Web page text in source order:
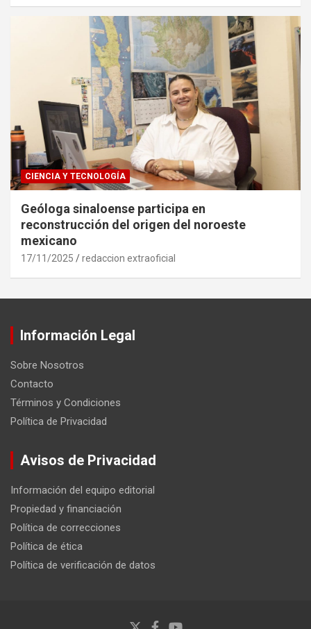
CIENCIA Y TECNOLOGÍA
Geóloga sinaloense participa en
reconstrucción del origen del noroeste
mexicano
17/11/2025 redaccion extraoficial
Información Legal
Sobre Nosotros
Contacto
Términos y Condiciones
Política de Privacidad
Avisos de Privacidad
Información del equipo editorial
Propiedad y financiación
Política de correcciones
Política de ética
Política de verificación de datos